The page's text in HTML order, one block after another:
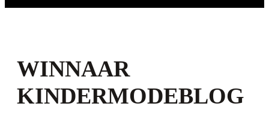
WINNAAR
KINDERMODEBLOG